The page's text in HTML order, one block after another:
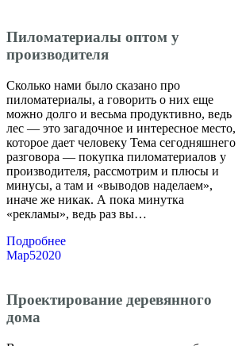
Пиломатериалы оптом у
производителя
Сколько нами было сказано про
пиломатериалы, а говорить о них еще
можно долго и весьма продуктивно, ведь
лес — это загадочное и интересное место,
которое дает человеку Тема сегодняшнего
разговора — покупка пиломатериалов у
производителя, рассмотрим и плюсы и
минусы, а там и «выводов наделаем»,
иначе же никак. А пока минутка
«рекламы», ведь раз вы…
Подробнее
Мар52020
Проектирование деревянного
дома